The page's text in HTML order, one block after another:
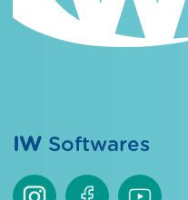
IW Softwares